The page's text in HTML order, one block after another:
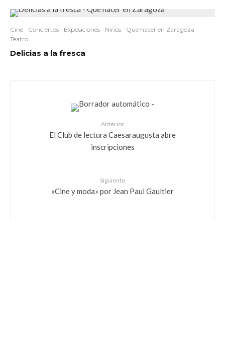
Cine Conciertos Exposiciones Niños
Que hacer en Zaragoza
Teatro
Delicias a la fresca
Anterior
El Club de lectura Caesaraugusta abre
inscripciones
Siguiente
«Cine y moda» por Jean Paul Gaultier